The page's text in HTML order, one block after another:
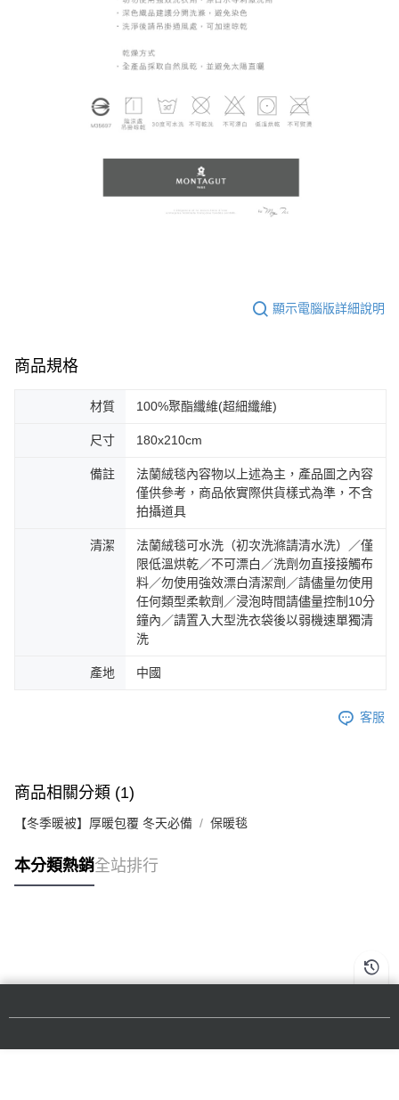
顯示電腦版詳細說明
商品規格
材質 100%聚酯纖維(超細纖維)
尺寸 180x210cm
備註
法蘭絨毯內容物以上述為主，產品圖之內容
僅供參考，商品依實際供貨樣式為準，不含
拍攝道具
清潔
法蘭絨毯可水洗（初次洗滌請清水洗）／僅
限低溫烘乾／不可漂白／洗劑勿直接接觸布
料／勿使用強效漂白清潔劑／請儘量勿使用
任何類型柔軟劑／浸泡時間請儘量控制10分
鐘內／請置入大型洗衣袋後以弱機速單獨清
洗
產地 中國
客服
商品相關分類 (1)
【冬季暖被】厚暖包覆 冬天必備 保暖毯
本分類熱銷全站排行